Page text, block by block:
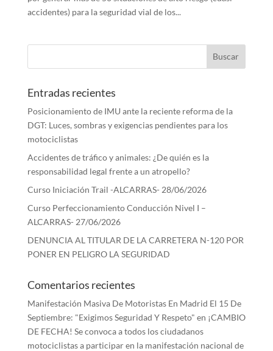
accidentes) para la seguridad vial de los...
Entradas recientes
Posicionamiento de IMU ante la reciente reforma de la
DGT: Luces, sombras y exigencias pendientes para los
motociclistas
Accidentes de tráfico y animales: ¿De quién es la
responsabilidad legal frente a un atropello?
Curso Iniciación Trail -ALCARRAS- 28/06/2026
Curso Perfeccionamiento Conducción Nivel I –
ALCARRAS- 27/06/2026
DENUNCIA AL TITULAR DE LA CARRETERA N-120 POR
PONER EN PELIGRO LA SEGURIDAD
Comentarios recientes
Manifestación Masiva De Motoristas En Madrid El 15 De
Septiembre: "Exigimos Seguridad Y Respeto" en ¡CAMBIO
DE FECHA! Se convoca a todos los ciudadanos
motociclistas a participar en la manifestación nacional de